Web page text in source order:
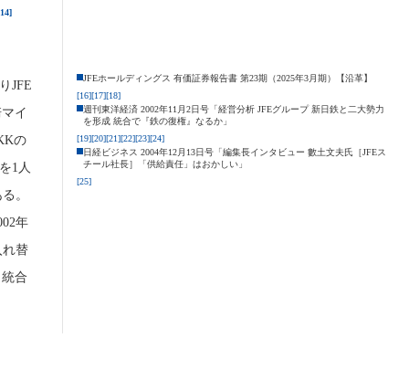
JFE
イ
の
1人
。
年
れ替
合
JFEホールディングス 有価証券報告書 第23期（2025年3月期）【沿革】
[16][17][18]
週刊東洋経済 2002年11月2日号「経営分析 JFEグループ 新日鉄と二大勢力
を形成 統合で『鉄の復権』なるか」
[19][20][21][22][23][24]
日経ビジネス 2004年12月13日号「編集長インタビュー 數土文夫氏［JFEス
チール社長］「供給責任」はおかしい」
[25]